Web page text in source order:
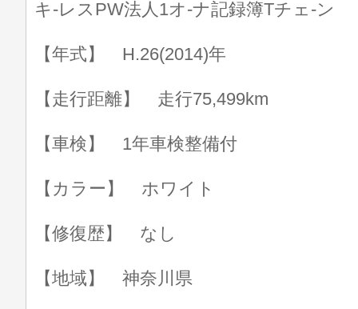
キ-レスPW法人1オ-ナ記録簿Tチェ-ン
【年式】 H.26(2014)年
【走行距離】 走行75,499km
【車検】 1年車検整備付
【カラー】 ホワイト
【修復歴】 なし
【地域】 神奈川県